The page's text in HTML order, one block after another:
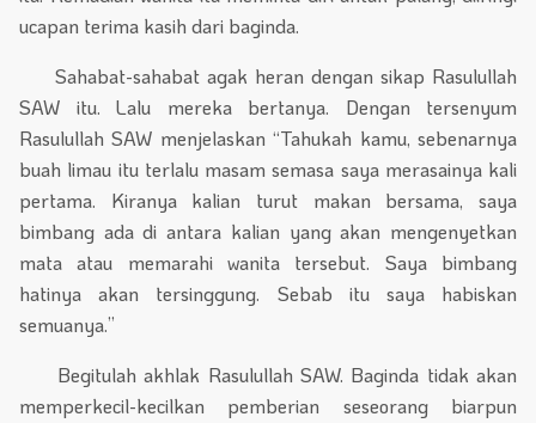
ucapan terima kasih dari baginda.
Sahabat-sahabat agak heran dengan sikap Rasulullah
SAW itu. Lalu mereka bertanya. Dengan tersenyum
Rasulullah SAW menjelaskan “Tahukah kamu, sebenarnya
buah limau itu terlalu masam semasa saya merasainya kali
pertama. Kiranya kalian turut makan bersama, saya
bimbang ada di antara kalian yang akan mengenyetkan
mata atau memarahi wanita tersebut. Saya bimbang
hatinya akan tersinggung. Sebab itu saya habiskan
semuanya.”
Begitulah akhlak Rasulullah SAW. Baginda tidak akan
memperkecil-kecilkan pemberian seseorang biarpun